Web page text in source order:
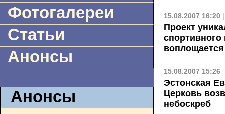
Фотогалереи
Статьи
Анонсы
Анонсы
15.08.2007 16:20
Проект
спортивного
15.08.2007 15:26
Эстонская
Церковь
небоскреб